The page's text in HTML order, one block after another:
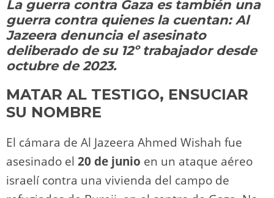
o
n
m p
p
o
o
k
n
k
tir
La guerra contra Gaza es también una
guerra contra quienes la cuentan: Al
Jazeera denuncia el asesinato
deliberado de su 12º trabajador desde
octubre de 2023.
MATAR AL TESTIGO, ENSUCIAR
SU NOMBRE
El cámara de Al Jazeera Ahmed Wishah fue
asesinado el 20 de junio en un ataque aéreo
israelí contra una vivienda del campo de